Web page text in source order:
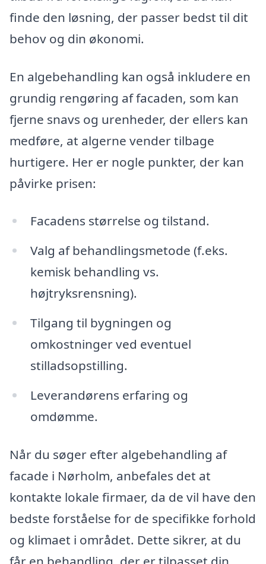
finde den løsning, der passer bedst til dit
behov og din økonomi.
En algebehandling kan også inkludere en
grundig rengøring af facaden, som kan
fjerne snavs og urenheder, der ellers kan
medføre, at algerne vender tilbage
hurtigere. Her er nogle punkter, der kan
påvirke prisen:
Facadens størrelse og tilstand.
Valg af behandlingsmetode (f.eks.
kemisk behandling vs.
højtryksrensning).
Tilgang til bygningen og
omkostninger ved eventuel
stilladsopstilling.
Leverandørens erfaring og
omdømme.
Når du søger efter algebehandling af
facade i Nørholm, anbefales det at
kontakte lokale firmaer, da de vil have den
bedste forståelse for de specifikke forhold
og klimaet i området. Dette sikrer, at du